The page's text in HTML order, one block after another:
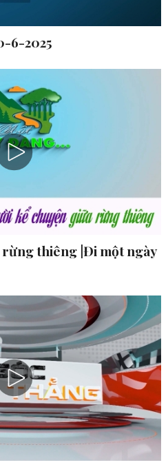
6-2025
thiêng |Đi một ngày